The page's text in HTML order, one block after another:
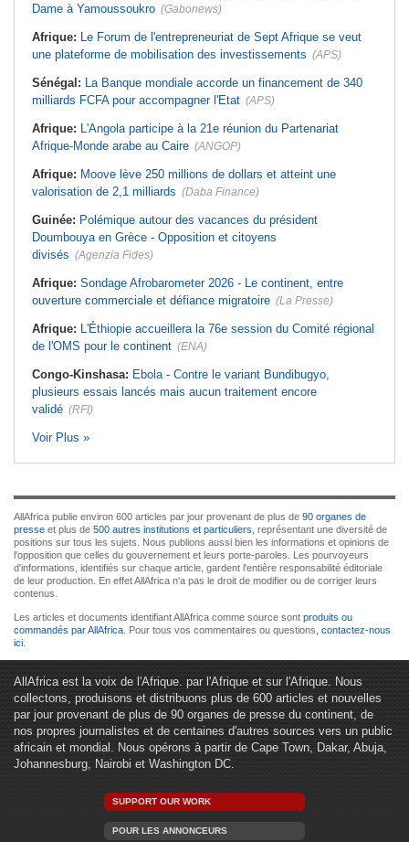
Dame à Yamoussoukro (Gabonews)
Afrique: Le Forum de l'entrepreneuriat de Sept Afrique se veut
une plateforme de mobilisation des investissements (APS)
Sénégal: La Banque mondiale accorde un financement de 340
milliards FCFA pour accompagner l'Etat (APS)
Afrique: L'Angola participe à la 21e réunion du Partenariat
Afrique-Monde arabe au Caire (ANGOP)
Afrique: Moove lève 250 millions de dollars et atteint une
valorisation de 2,1 milliards (Daba Finance)
Guinée: Polémique autour des vacances du président
Doumbouya en Grèce - Opposition et citoyens
divisés (Agenzia Fides)
Afrique: Sondage Afrobarometer 2026 - Le continent, entre
ouverture commerciale et défiance migratoire (La Presse)
Afrique: L'Éthiopie accueillera la 76e session du Comité régional
de l'OMS pour le continent (ENA)
Congo-Kinshasa: Ebola - Contre le variant Bundibugyo,
plusieurs essais lancés mais aucun traitement encore
validé (RFI)
Voir Plus »
AllAfrica publie environ 600 articles par jour provenant de plus de 90 organes de
presse et plus de 500 autres institutions et particuliers , représentant une diversité de
positions sur tous les sujets. Nous publions aussi bien les informations et opinions de
l'opposition que celles du gouvernement et leurs porte-paroles. Les pourvoyeurs
d'informations, identifiés sur chaque article, gardent l'entière responsabilité éditoriale
de leur production. En effet AllAfrica n'a pas le droit de modifier ou de corriger leurs
contenus.
Les articles et documents identifiant AllAfrica comme source sont produits ou
commandés par AllAfrica . Pour tous vos commentaires ou questions, contactez-nous
ici
AllAfrica est la voix de l'Afrique. par l'Afrique et sur l'Afrique. Nous
collectons, produisons et distribuons plus de 600 articles et nouvelles
par jour provenant de plus de 90 organes de presse du continent, de
nos propres journalistes et de centaines d'autres sources vers un public
africain et mondial. Nous opérons à partir de Cape Town, Dakar, Abuja,
Johannesburg, Nairobi et Washington DC.
SUPPORT OUR WORK
POUR LES ANNONCEURS